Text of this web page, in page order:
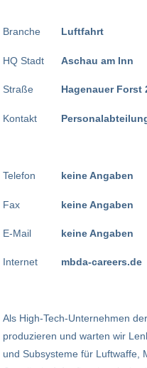
Branche
HQ Stadt
Straße
Kontakt
Telefon
Fax
E-Mail
Internet
Luftfahrt
Aschau am Inn
Hagenauer Forst
keine Angaben
keine Angaben
keine Angaben
mbda-careers.de
Als High-Tech-Unternehmen
produzieren und warten wir
und Subsysteme für Luftwaffe,